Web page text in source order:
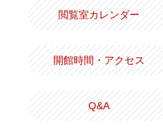
閲覧室カレンダー
開館時間・アクセス
Q&A